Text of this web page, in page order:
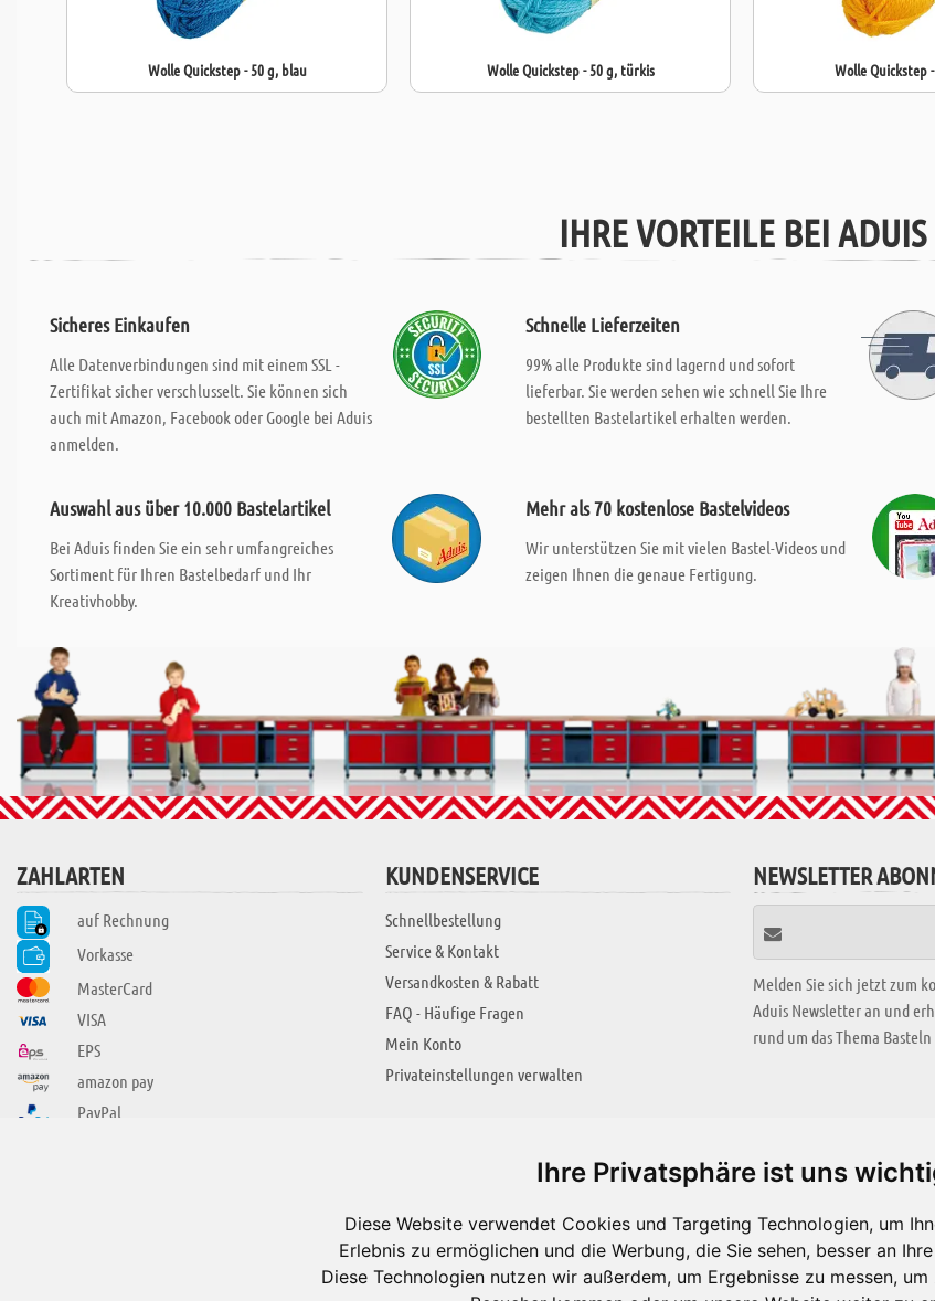
Ihre Privatsphäre ist uns
Diese Website verwendet Cookies und Targeting Technologien, um
Erlebnis zu ermöglichen und die Werbung, die Sie sehen, besser an
Diese Technologien nutzen wir außerdem, um Ergebnisse zu messen,
Wolle Quickstep - 50 g, blau Wolle Quickstep - 50 g, türkis Wolle Quickstep
IHRE VORTEILE BEI ADUIS
Sicheres Einkaufen
Alle Datenverbindungen sind mit einem SSL -
Zertifikat sicher verschlusselt. Sie können sich
auch mit Amazon, Facebook oder Google bei Aduis
anmelden.
Schnelle Lieferzeiten
99% alle Produkte sind lagernd und sofort
lieferbar. Sie werden sehen wie schnell Sie Ihre
bestellten Bastelartikel erhalten werden.
Auswahl aus über 10.000 Bastelartikel
Bei Aduis finden Sie ein sehr umfangreiches
Sortiment für Ihren Bastelbedarf und Ihr
Kreativhobby.
Mehr als 70 kostenlose Bastelvideos
Wir unterstützen Sie mit vielen Bastel-Videos und
zeigen Ihnen die genaue Fertigung.
ZAHLARTEN
auf Rechnung
Vorkasse
MasterCard
VISA
EPS
amazon pay
PayPal
KUNDENSERVICE
Schnellbestellung
Service & Kontakt
Versandkosten & Rabatt
FAQ - Häufige Fragen
Mein Konto
Privateinstellungen verwalten
NEWSLETTER
Melden Sie sich jetzt zum
Aduis Newsletter an und
rund um das Thema
Jobs
Impressum
KREATIV ZONE
Alle Videos
Bastelideen